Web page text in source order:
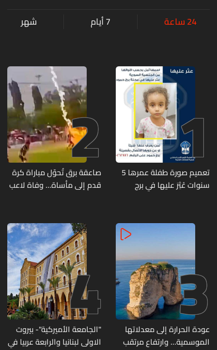
24 ساعة 7 أيام شهر
1
تعميم صورة طفلة عمرها 5
سنوات عُثِرَ عليها في برج
2
صاعقة برق تُحوّل مباراة كرة
قدم إلى مأساة... وفاة لاعب
3
عودة الحرارة إلى معدلاتها
الموسمية... وارتفاع مرتقب
4
"الجامعة الأميركية"- بيروت
الاولى لبنانيا والرابعة عربيا في